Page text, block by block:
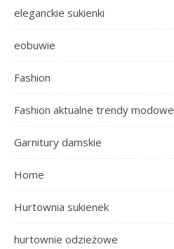
eleganckie sukienki
eobuwie
Fashion
Fashion aktualne trendy modowe
Garnitury damskie
Home
Hurtownia sukienek
hurtownie odzieżowe